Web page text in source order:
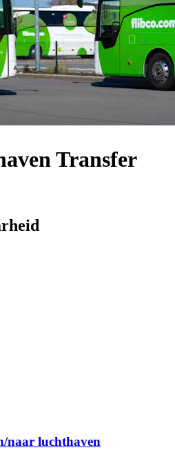
Transfer
naar luchthaven